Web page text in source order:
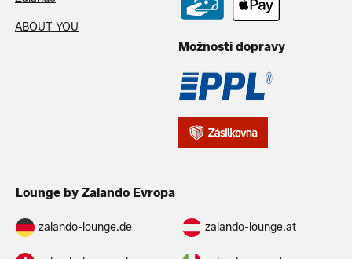
ABOUT YOU
Možnosti dopravy
Lounge by Zalando Evropa
zalando-lounge.de zalando-lounge.at